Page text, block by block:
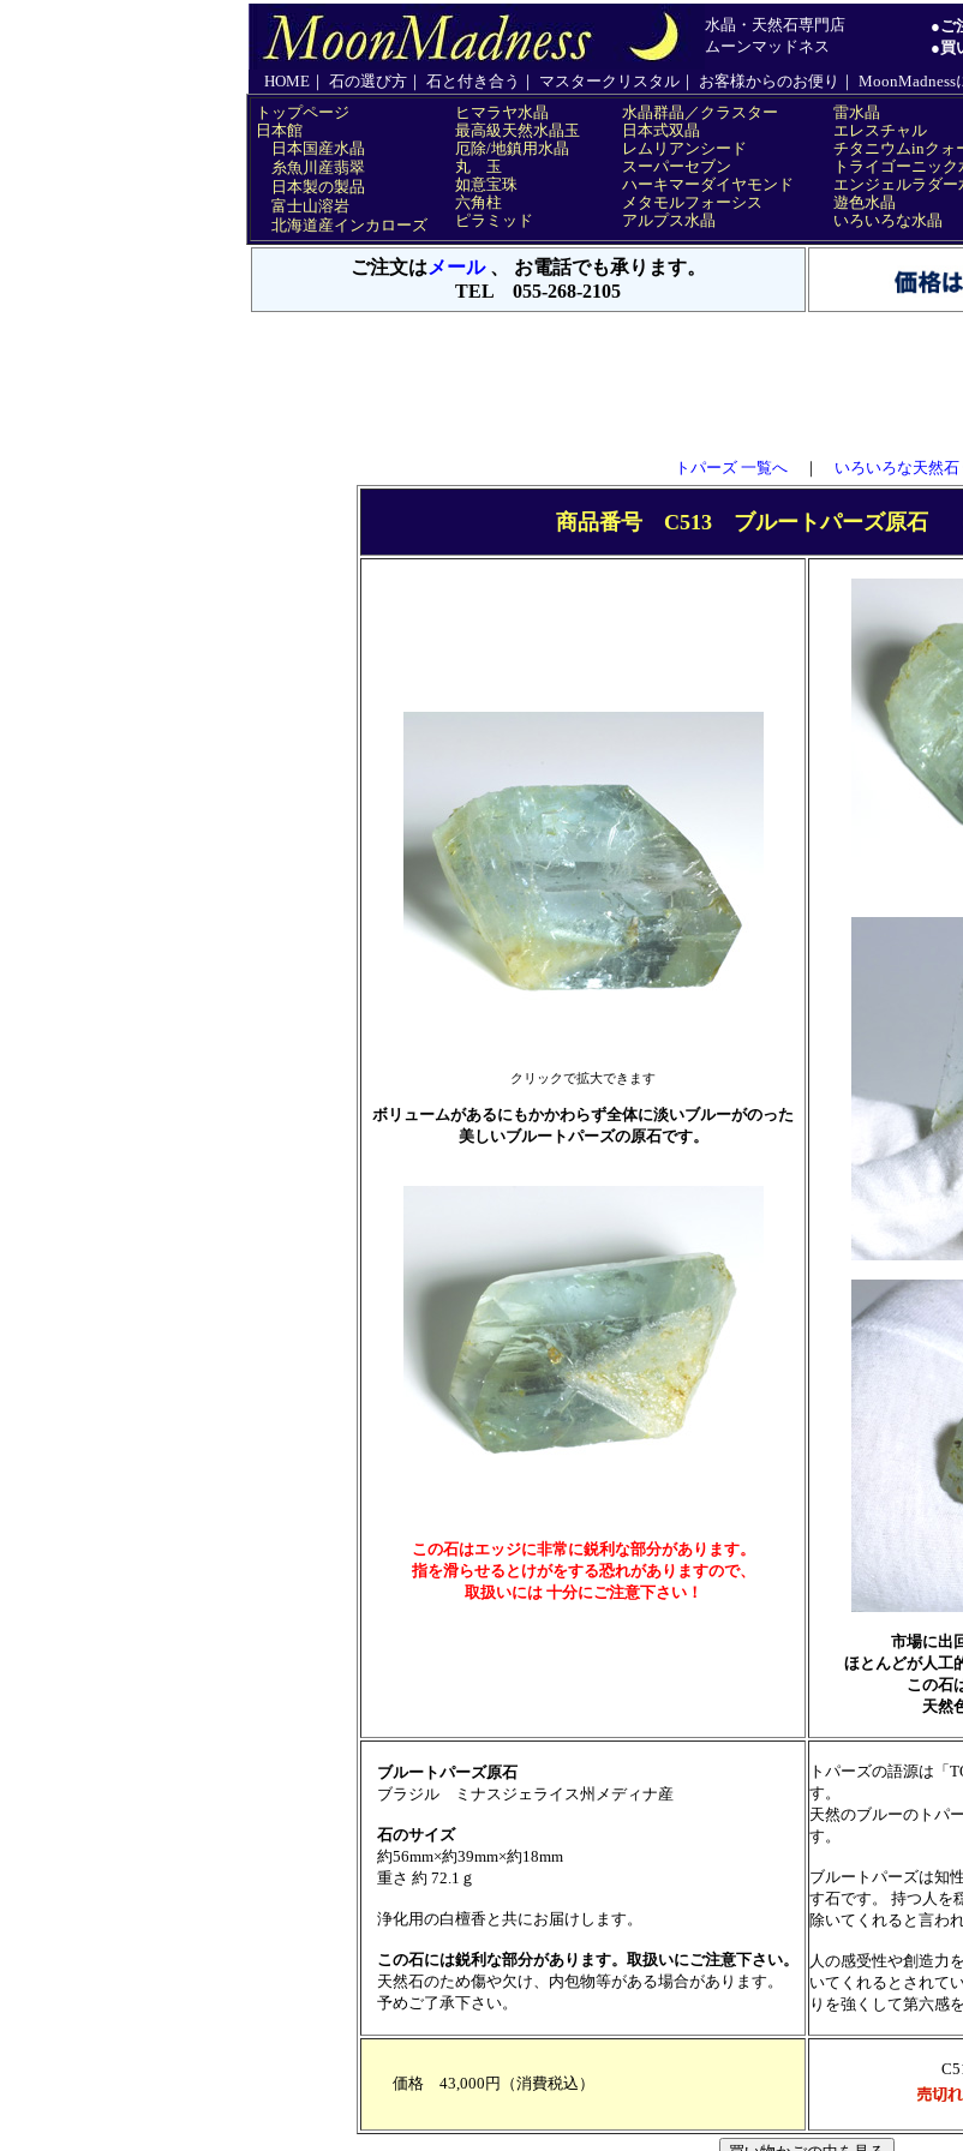
トパーズ 一覧へ ｜ いろいろな天然石
商品番号 C513 ブルートパーズ原石 （
クリックで拡大できます
ボリュームがあるにもかかわらず全体に淡いブルーがのった
美しいブルートパーズの原石です。
この石はエッジに非常に鋭利な部分があります。
指を滑らせるとけがをする恐れがありますので、
取扱いには 十分にご注意下さい！
市場に出
ほとんどが人工
この石
天然
ブルートパーズ原石
ブラジル ミナスジェライス州メディナ産
石のサイズ
約56mm×約39mm×約18mm
重さ 約 72.1ｇ
浄化用の白檀香と共にお届けします。
この石には鋭利な部分があります。取扱いにご注意下さい。
天然石のため傷や欠け、内包物等がある場合があります。
予めご了承下さい。
トパーズの語源は「
す。
天然のブルーのトパ
す。
ブルートパーズは知
す石です。 持つ人を
除いてくれると言わ
人の感受性や創造力
いてくれるとされて
りを強くして第六感
価格 43,000円（消費税込）